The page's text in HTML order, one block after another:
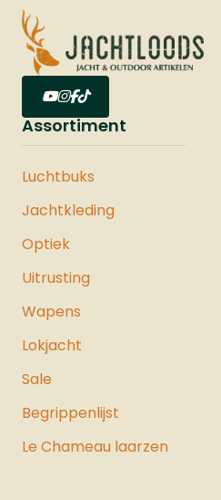
Assortiment
Luchtbuks
Jachtkleding
Optiek
Uitrusting
Wapens
Lokjacht
Sale
Begrippenlijst
Le Chameau laarzen